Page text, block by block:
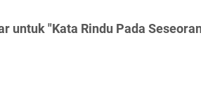
untuk "Kata Rindu Pada